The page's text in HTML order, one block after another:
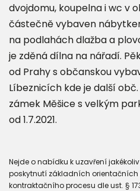
dvojdomu, koupelna i wc v
částečně vybaven
na podlahách dlažba a
je zděná dílna na nářadí.
od Prahy s občanskou
Líbeznicích kde je další
zámek Měšice s velkým
od 1.7.2021.
Nejde o nabídku k uzavření
poskytnutí základních
kontraktačního procesu dle ust. §